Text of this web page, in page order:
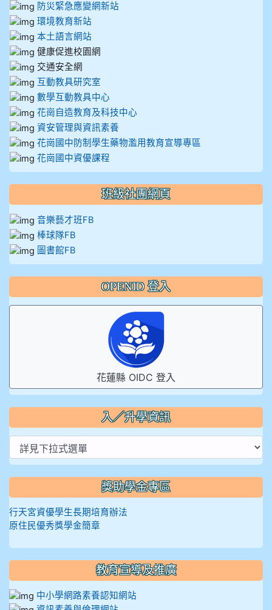
防災緊急應變網新站
環境教育新站
本土語言網站
健康促進校園網
交通安全網
互動教具研究室
數學互動教具中心
花崗自造教育及科技中心
資安管理與資訊素養
花崗國中防制學生藥物濫用教育宣導專區
花崗國中資優課程
班級社團網頁
音樂藝才班FB
棒球隊FB
圖書館FB
OPENID 登入
花蓮縣 OIDC 登入
入／升學資訊
獎助學金專區
行天宮資優學生長期培育辦法
原住民優秀獎學金簡章
教育宣導及推廣
中小學網路素養認知網站